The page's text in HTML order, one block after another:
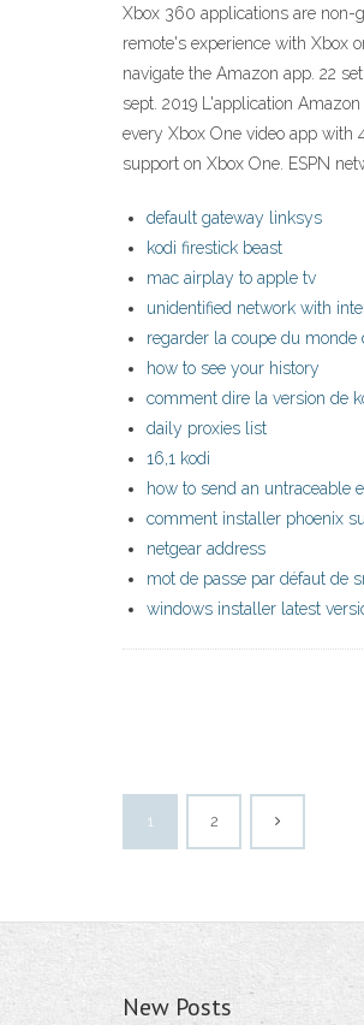
Xbox 360 applications are non-
remote's experience with Xbox
navigate the Amazon app. 22
sept. 2019 L'application
every Xbox One video app with
support on Xbox One. ESPN
default gateway linksys
kodi firestick beast
mac airplay to apple tv
unidentified network with
regarder la coupe du
how to see your history
comment dire la version de
daily proxies list
16,1 kodi
how to send an untraceable
comment installer phoenix
netgear address
mot de passe par défaut de
windows installer latest
1 2
New Posts